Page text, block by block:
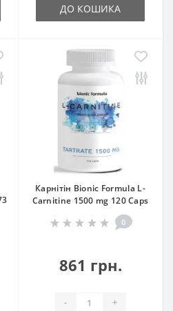
ДО КОШИКА
Карнітін Bionic Formula L-
Carnitine 1500 mg 120 Caps
0
861 грн.
- +